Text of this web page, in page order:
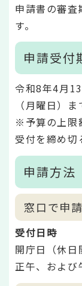
申請書の審
す。
申請受付
令和8年4月
（月曜日）ま
※予算の上限
受付を締め切
申請方法
窓口で申請
受付日時
開庁日（休
正午、およ